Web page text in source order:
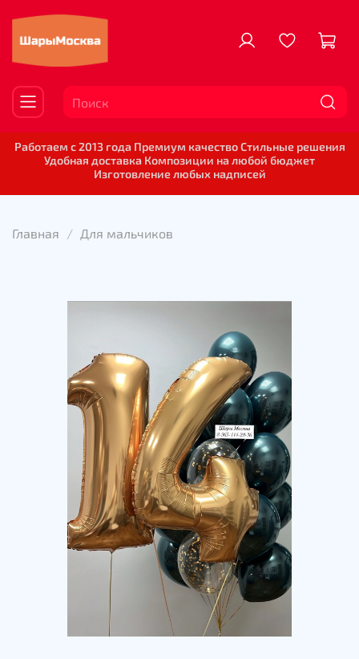
Работаем с 2013 года Премиум качество Стильные решения
Удобная доставка Композиции на любой бюджет
Изготовление любых надписей
Главная Для мальчиков